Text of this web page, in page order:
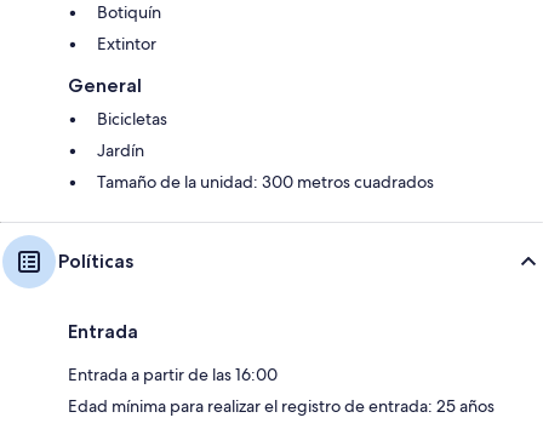
Botiquín
Extintor
General
Bicicletas
Jardín
Tamaño de la unidad: 300 metros cuadrados
Políticas
Entrada
Entrada a partir de las 16:00
Edad mínima para realizar el registro de entrada: 25 años